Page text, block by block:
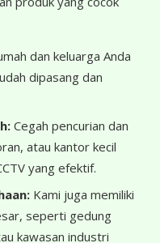
dan keluarga Anda
dipasang dan
Cegah pencurian dan
atau kantor kecil
yang efektif.
Kami juga memiliki
seperti gedung
kawasan industri